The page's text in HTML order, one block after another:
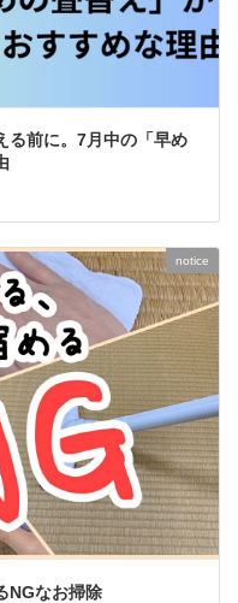
る前に。7月中の「早め
notice
NGなお掃除